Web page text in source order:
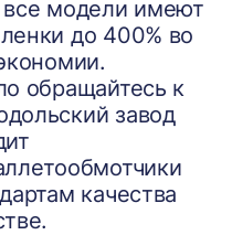
модели имеют
до 400% во
обращайтесь к
завод
качества